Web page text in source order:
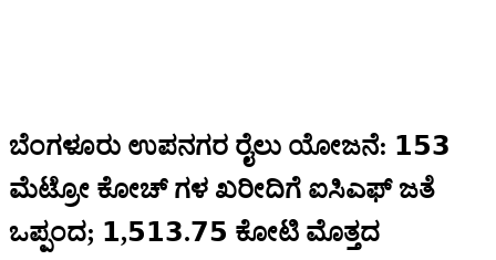
ಬೆಂಗಳೂರು ಉಪನಗರ ರೈಲು ಯೋಜನೆ: 𝟭𝟱𝟯
ಮೆಟ್ರೋ ಕೋಚ್ ಗಳ ಖರೀದಿಗೆ ಐಸಿಎಫ್ ಜತೆ
ಒಪ್ಪಂದ; 𝟭,𝟱𝟭𝟯.𝟳𝟱 ಕೋಟಿ ಮೊತ್ತದ